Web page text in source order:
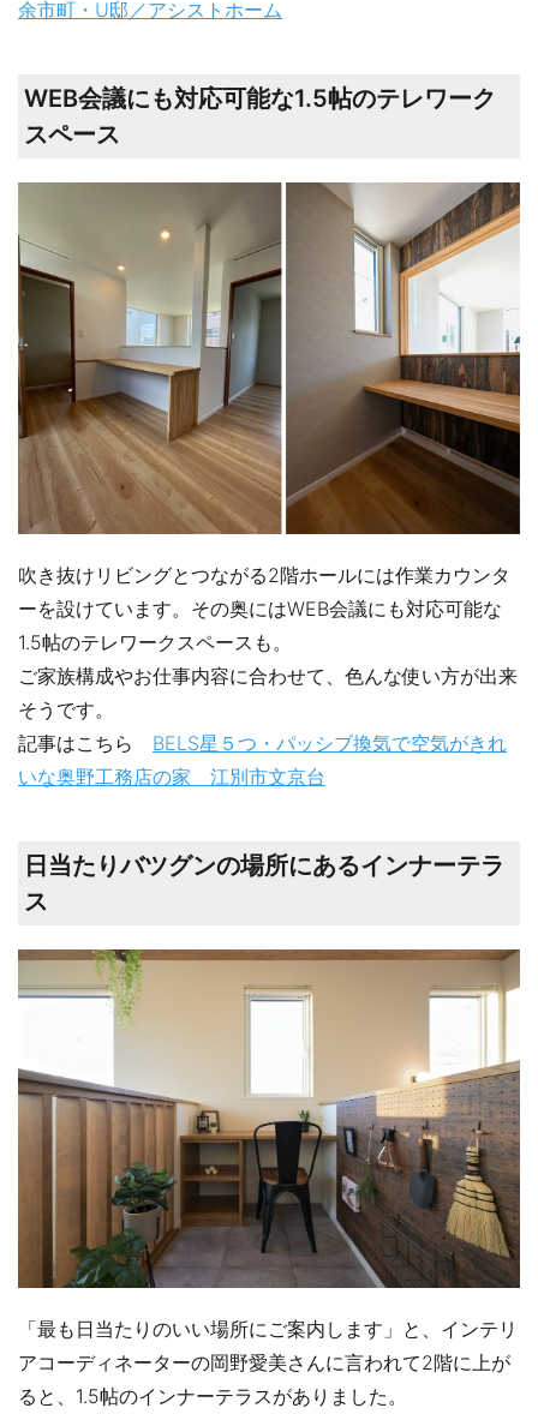
余市町・U邸／アシストホーム
WEB会議にも対応可能な1.5帖のテレワーク
スペース
吹き抜けリビングとつながる2階ホールには作業カウンタ
ーを設けています。その奥にはWEB会議にも対応可能な
1.5帖のテレワークスペースも。
ご家族構成やお仕事内容に合わせて、色んな使い方が出来
そうです。
記事はこちら BELS星５つ・パッシブ換気で空気がきれ
いな奥野工務店の家 江別市文京台
日当たりバツグンの場所にあるインナーテラ
ス
「最も日当たりのいい場所にご案内します」と、インテリ
アコーディネーターの岡野愛美さんに言われて2階に上が
ると、1.5帖のインナーテラスがありました。